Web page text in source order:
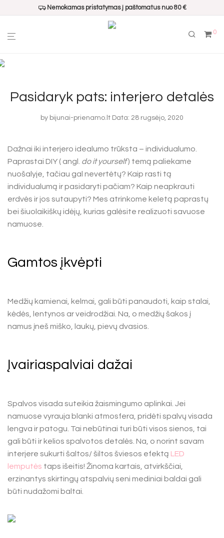
Nemokamas pristatymas į paštomatus nuo 80 €
0
Pasidaryk pats: interjero detalės
by bijunai-prienamo.lt Data: 28 rugsėjo, 2020
Dažnai iki interjero idealumo trūksta – individualumo.
Paprastai DIY ( angl. do it yourself) temą paliekame
nuošalyje, tačiau gal nevertėtų? Kaip rasti tą
individualumą ir pasidaryti pačiam? Kaip neapkrauti
erdvės ir jos sutaupyti? Mes atrinkome keletą paprastų
bei šiuolaikiškų idėjų, kurias galėsite realizuoti savuose
namuose.
Gamtos įkvėpti
Medžių kamienai, kelmai, gali būti panaudoti, kaip stalai,
kėdės, lentynos ar veidrodžiai. Na, o medžių šakos į
namus įneš miško, laukų, pievų dvasios.
Įvairiaspalviai dažai
Spalvos visada suteikia žaismingumo aplinkai. Jei
namuose vyrauja blanki atmosfera, pridėti spalvų visada
lengva ir patogu. Tai nebūtinai turi būti visos sienos, tai
gali būti ir kelios spalvotos detalės. Na, o norint savam
interjere sukurti šaltos/ šiltos šviesos efektą LED
lemputės taps išeitis! Žinoma kartais, atvirkščiai,
erzinantys skirtingų atspalvių seni mediniai baldai gali
būti nudažomi baltai.